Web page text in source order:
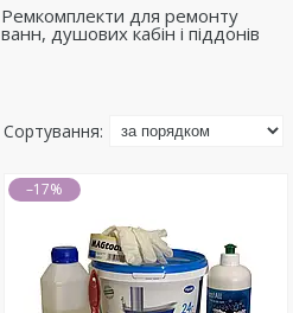
Ремкомплекти для ремонту
ванн, душових кабін і піддонів
–17%